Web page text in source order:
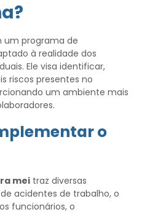
um programa de
à realidade dos
Ele visa identificar,
riscos presentes no
um ambiente mais
o
mei traz diversas
acidentes de trabalho, o
funcionários, o